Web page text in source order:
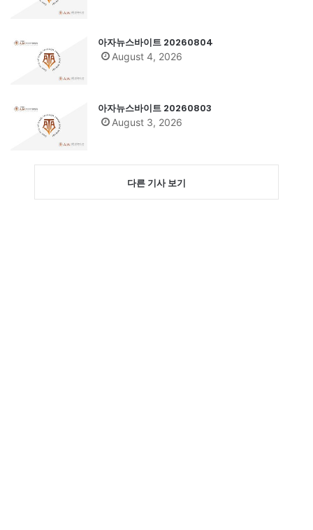
아자뉴스바이트 20260804
August 4, 2026
아자뉴스바이트 20260803
August 3, 2026
다른 기사 보기